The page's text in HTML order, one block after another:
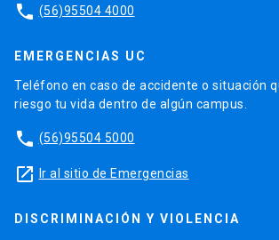
phone (56)95504 4000
EMERGENCIAS UC
Teléfono en caso de accidente o situación
riesgo tu vida dentro de algún campus.
phone (56)95504 5000
launch Ir al sitio de Emergencias
DISCRIMINACIÓN Y VIOLENCIA